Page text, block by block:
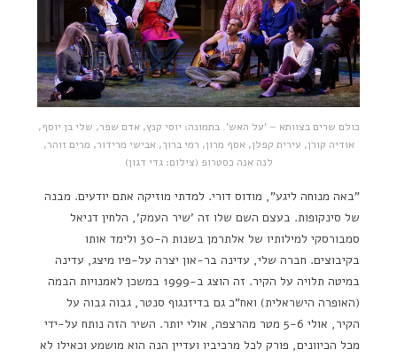
כולם שרים בצוותא – 'על האש'. בתמונה: יוסי קנץ, אדם שפר, שלי בן יוסף,
אודיה קורן, עירית קפלן, אסף מרון, רמי ברוך, אבישי מרידור, מרים זוהר,
לנה אנה כסטרופ (צילום: גדי דגון)
"באה מנוחה ליגע", מודוס דורי. למדתי מוזיקה אתם יודעים. מבנה
של סינקופות. בעצם השם שלו זה 'שיר העמק', הלחין דניאל
סמבורסקי למילותיו של אלתרמן בשנות ה-30 ולימד אותו
בקיבוצים. חברה שלי, עדינה בר-און יצרה על-פיו מיצג, עדינה
במיטה תלויה על הקיר. זה הוצג ב-1999 במשכן לאמנויות הבמה
(האופרה הישראלית) ואח"כ גם בדיזנגוף סנטר, גבוה גבוה על
הקיר, אולי 5-6 מטר מהרצפה, אולי יותר. השיר הזה נותח על-ידי
מכל הכיוונים, פורק לכל מרכיביו ועדיין הנה הוא מושמע וכאילו לא